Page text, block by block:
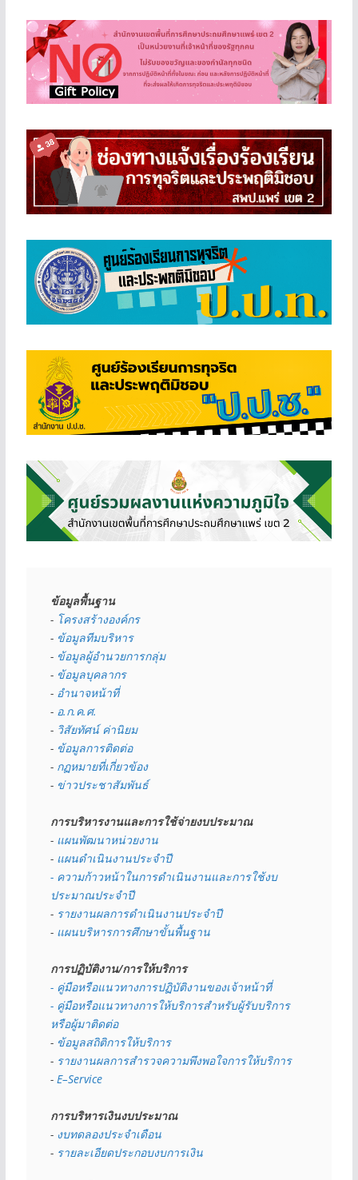
ข้อมูลพื้นฐาน
- โครงสร้างองค์กร
- ข้อมูลทีมบริหาร
- ข้อมูลผู้อำนวยการกลุ่ม
- ข้อมูลบุคลากร
- อำนาจหน้าที่
- อ.ก.ค.ศ.
- วิสัยทัศน์ ค่านิยม
- ข้อมูลการติดต่อ
- กฏหมายที่เกี่ยวข้อง
- ข่าวประชาสัมพันธ์
การบริหารงานและการใช้จ่ายงบประมาณ
- แผนพัฒนาหน่วยงาน
- แผนดำเนินงานประจำปี
- ความก้าวหน้าในการดำเนินงานและการใช้งบ
ประมาณประจำปี
- รายงานผลการดำเนินงานประจำปี
- แผนบริหารการศึกษาขั้นพื้นฐาน
การปฏิบัติงาน/การให้บริการ
- คู่มือหรือแนวทางการปฏิบัติงานของเจ้าหน้าที่
- คู่มือหรือแนวทางการให้บริการสำหรับผู้รับบริการ
หรือผู้มาติดต่อ
- ข้อมูลสถิติการให้บริการ
- รายงานผลการสำรวจความพึงพอใจการให้บริการ
- E–Service
การบริหารเงินงบประมาณ
- งบทดลองประจำเดือน
- รายละเอียดประกอบงบการเงิน